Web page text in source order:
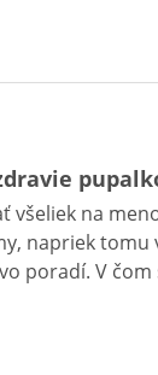
všeliek na
napriek
poradí. V